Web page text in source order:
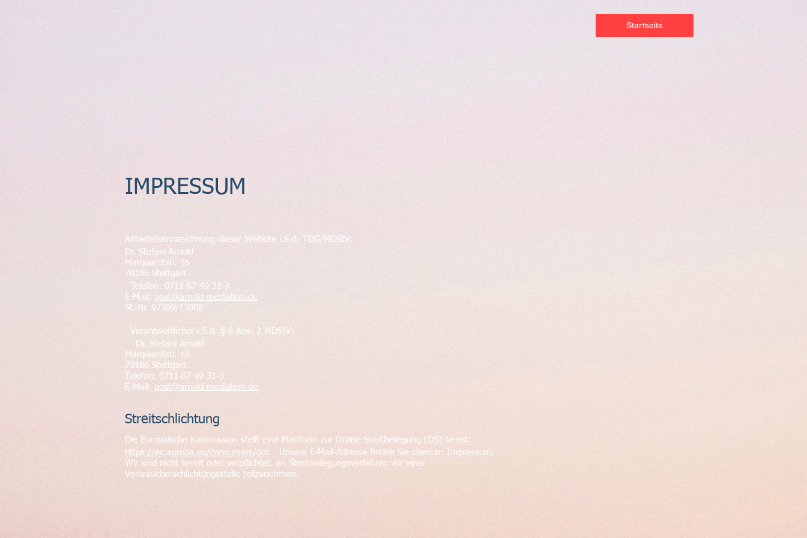
Startseite
IMPRESSUM
Anbieterkennzeichnung dieser Website i.S.d. TDG/MDStV:
Dr. Stefani Arnold
Marquardtstr. 16
70186 Stuttgart
Telefon: 0711-67 49 31-3
E-Mail: post@arnold-mediation.de
St.-Nr. 97309/13008
Verantwortlicher i.S.d. § 6 Abs. 2 MDStV:
Dr. Stefani Arnold
Marquardtstr. 16
70186 Stuttgart
Telefon: 0711-67 49 31-3
E-Mail: post@arnold-mediation.de
Streitschlichtung
Die Europäische Kommission stellt eine Plattform zur Online-Streitbeilegung (OS) bereit:
https://ec.europa.eu/consumers/odr. Unsere E-Mail-Adresse finden Sie oben im Impressum.
Wir sind nicht bereit oder verpflichtet, an Streitbeilegungsverfahren vor einer
Verbraucherschlichtungsstelle teilzunehmen.